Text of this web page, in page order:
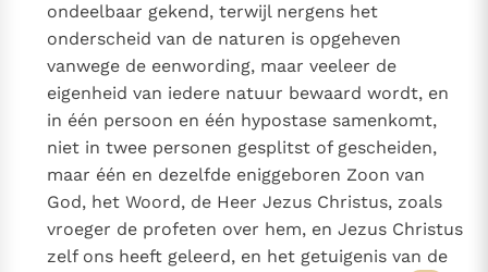
ondeelbaar gekend, terwijl nergens het
onderscheid van de naturen is opgeheven
vanwege de eenwording, maar veeleer de
eigenheid van iedere natuur bewaard wordt, en
in één persoon en één hypostase samenkomt,
niet in twee personen gesplitst of gescheiden,
maar één en dezelfde eniggeboren Zoon van
God, het Woord, de Heer Jezus Christus, zoals
vroeger de profeten over hem, en Jezus Christus
zelf ons heeft geleerd, en het getuigenis van de